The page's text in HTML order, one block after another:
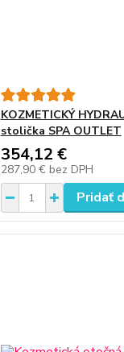
KOZMETICKÝ
stolička SPA OUTLET
354,12 €
287,90 € bez DPH
Pridať